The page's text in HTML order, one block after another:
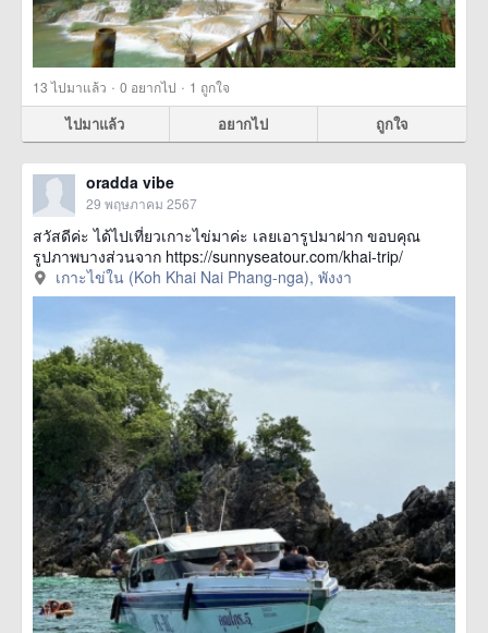
13ไปมาแล้ว · 0 อยากไป · 1 ถูกใจ
ไปมาแล้ว อยากไป ถูกใจ
oradda vibe
29 พฤษภาคม 2567
สวัสดีค่ะ ได้ไปเที่ยวเกาะไข่มาค่ะ เลยเอารูปมาฝาก ขอบคุณ
รูปภาพบางส่วนจาก https://sunnyseatour.com/khai-trip/
เกาะไข่ใน (Koh Khai Nai Phang-nga), พังงา